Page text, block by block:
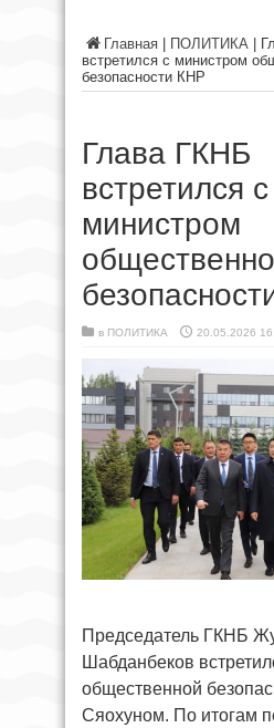
Главная ПОЛИТИКА
встретился с министром
безопасности КНР
Глава ГКНБ
встретился с
министром
в ПОЛИТИКА 20.05.2026
Председатель ГКНБ
Шабданбеков
общественной
Сяохуном. По итогам